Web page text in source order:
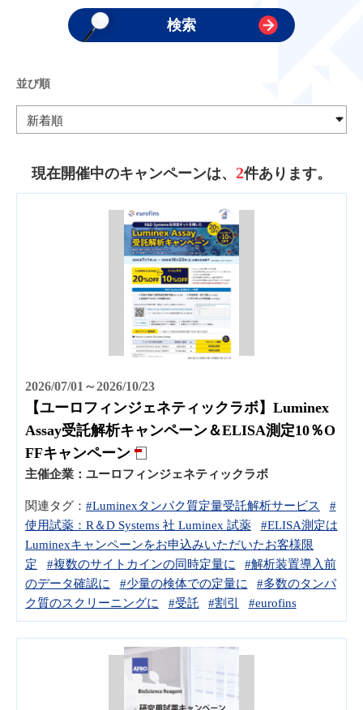
並び順
現在開催中のキャンペーンは、 2件あります。
2026/07/01～2026/10/23
【ユーロフィンジェネティックラボ】Luminex
Assay受託解析キャンペーン＆ELISA測定10％O
FFキャンペーン
主催企業： ユーロフィンジェネティックラボ
関連タグ： #Luminexタンパク質定量受託解析サービス
#
使用試薬：R＆D Systems 社 Luminex 試薬
#ELISA測定は
Luminexキャンペーンをお申込みいただいたお客様限
定
#複数のサイトカインの同時定量に
#解析装置導入前
のデータ確認に
#少量の検体での定量に
#多数のタンパ
ク質のスクリーニングに
#受託 #割引 #eurofins